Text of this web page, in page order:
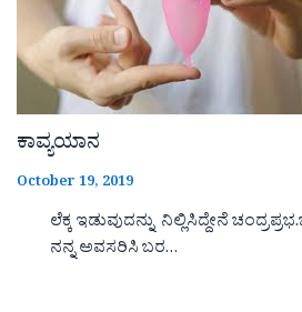
ಕಾವ್ಯಯಾನ
October 19, 2019
ಲೆಕ್ಕ ಇಡುವುದನ್ನು ನಿಲ್ಲಿಸಿದ್ದೇನೆ
ನನ್ನ ಅವಸರಿಸಿ ಬರ…